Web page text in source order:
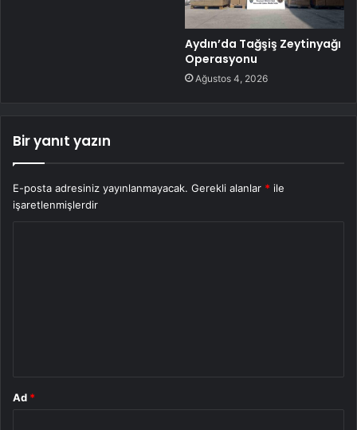
Aydın’da Tağşiş Zeytinyağı
Operasyonu
Ağustos 4, 2026
Bir yanıt yazın
E-posta adresiniz yayınlanmayacak. Gerekli alanlar * ile
işaretlenmişlerdir
Ad *